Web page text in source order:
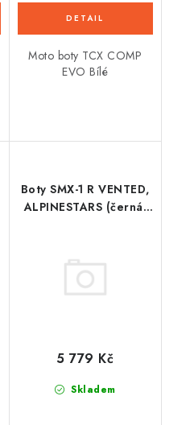
Moto boty TCX COMP
EVO Bílé
Boty SMX-1 R VENTED,
ALPINESTARS (černá,
Skladem
5 779 Kč